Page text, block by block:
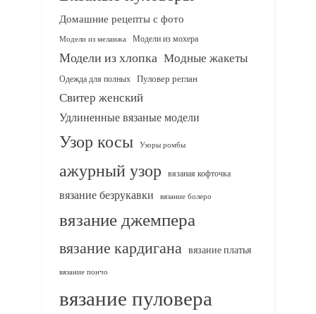
Домашние рецепты с фото
Модели из меланжа Модели из мохера
Модели из хлопка Модные жакеты
Одежда для полных Пуловер реглан
Свитер женский
Удлиненные вязаные модели
Узор косы Узоры ромбы
ажурный узор вязаная кофточка
вязание безрукавки вязание болеро
вязание джемпера
вязание кардигана вязание платья
вязание пончо
вязание пуловера